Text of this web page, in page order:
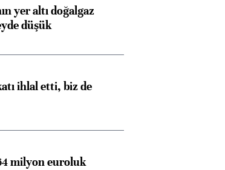
yer altı doğalgaz
düşük
ihlal etti, biz de
milyon euroluk